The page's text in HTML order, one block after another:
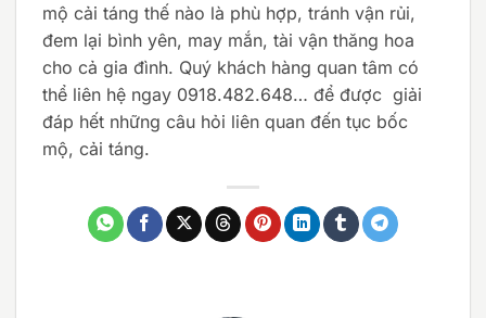
mộ cải táng thế nào là phù hợp, tránh vận rủi,
đem lại bình yên, may mắn, tài vận thăng hoa
cho cả gia đình. Quý khách hàng quan tâm có
thể liên hệ ngay 0918.482.648… để được giải
đáp hết những câu hỏi liên quan đến tục bốc
mộ, cải táng.